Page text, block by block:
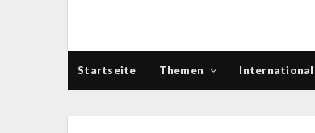
Startseite Themen International